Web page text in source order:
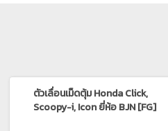
ตัวเลื่อนเม็ดตุ้ม Honda Click,
Scoopy-i, Icon ยี่ห้อ BJN [FG]